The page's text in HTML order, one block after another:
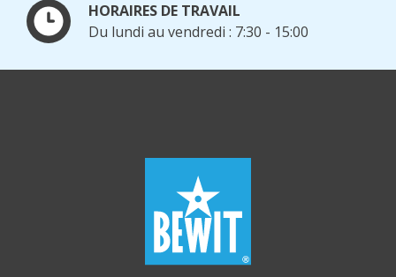
HORAIRES DE TRAVAIL
Du lundi au vendredi : 7:30 - 15:00